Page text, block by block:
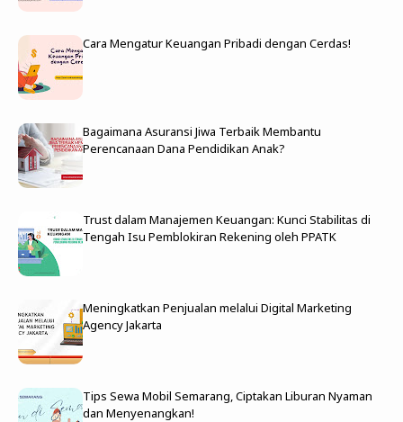
Cara Mengatur Keuangan Pribadi dengan Cerdas!
Bagaimana Asuransi Jiwa Terbaik Membantu
Perencanaan Dana Pendidikan Anak?
Trust dalam Manajemen Keuangan: Kunci Stabilitas di
Tengah Isu Pemblokiran Rekening oleh PPATK
Meningkatkan Penjualan melalui Digital Marketing
Agency Jakarta
Tips Sewa Mobil Semarang, Ciptakan Liburan Nyaman
dan Menyenangkan!